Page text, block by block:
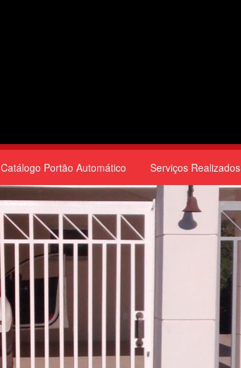
Catálogo Portão Automático Serviços Realizados